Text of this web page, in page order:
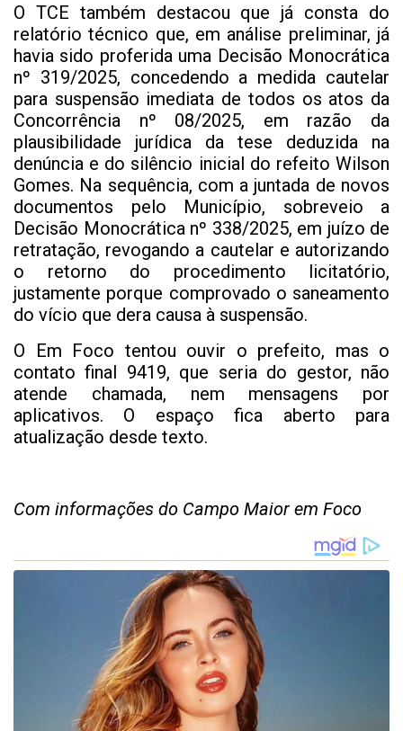
O TCE também destacou que já consta do
relatório técnico que, em análise preliminar, já
havia sido proferida uma Decisão Monocrática
nº 319/2025, concedendo a medida cautelar
para suspensão imediata de todos os atos da
Concorrência nº 08/2025, em razão da
plausibilidade jurídica da tese deduzida na
denúncia e do silêncio inicial do refeito Wilson
Gomes. Na sequência, com a juntada de novos
documentos pelo Município, sobreveio a
Decisão Monocrática nº 338/2025, em juízo de
retratação, revogando a cautelar e autorizando
o retorno do procedimento licitatório,
justamente porque comprovado o saneamento
do vício que dera causa à suspensão.
O Em Foco tentou ouvir o prefeito, mas o
contato final 9419, que seria do gestor, não
atende chamada, nem mensagens por
aplicativos. O espaço fica aberto para
atualização desde texto.
Com informações do Campo Maior em Foco